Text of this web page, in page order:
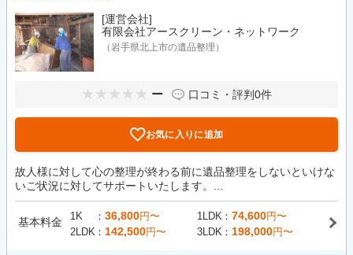
[運営会社]
有限会社アースクリーン・ネットワーク
（岩手県北上市の遺品整理）
ー 口コミ・評判0件
お気に入りに追加
故人様に対して心の整理が終わる前に遺品整理をしないといけな
いご状況に対してサポートいたします。...
基本料金 1K 36,800円〜 1LDK 74,600円〜
2LDK
142,500円〜 3LDK 198,000円〜